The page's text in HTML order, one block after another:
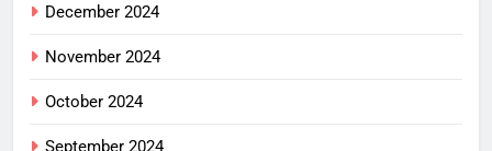
December 2024
November 2024
October 2024
September 2024